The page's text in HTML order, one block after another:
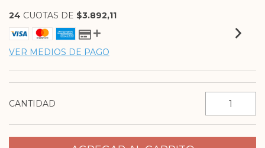
24 CUOTAS DE $3.892,11
VER MEDIOS DE PAGO
CANTIDAD